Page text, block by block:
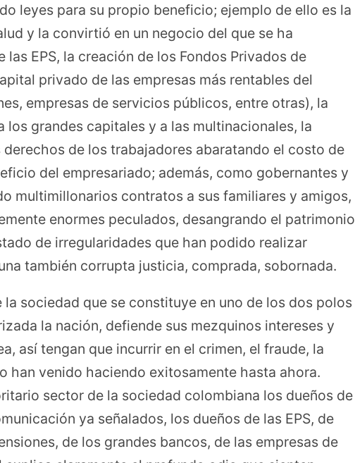
leyes para su propio beneficio; ejemplo de ello es la
y la convirtió en un negocio del que se ha
las EPS, la creación de los Fondos Privados de
privado de las empresas más rentables del
empresas de servicios públicos, entre otras), la
los grandes capitales y a las multinacionales, la
de los trabajadores abaratando el costo de
del empresariado; además, como gobernantes y
multimillonarios contratos a sus familiares y amigos,
enormes peculados, desangrando el patrimonio
de irregularidades que han podido realizar
también corrupta justicia, comprada, sobornada.
sociedad que se constituye en uno de los dos polos
la nación, defiende sus mezquinos intereses y
así tengan que incurrir en el crimen, el fraude, la
han venido haciendo exitosamente hasta ahora.
sector de la sociedad colombiana los dueños de
ya señalados, los dueños de las EPS, de
de los grandes bancos, de las empresas de